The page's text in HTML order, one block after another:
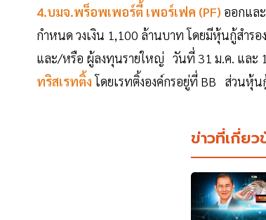
4.บมจ.พร็อพเพอร์ตี้ เพอร์เฟค (PF) ออกแล
กำหนด วงเงิน 1,100 ล้านบาท โดยมีหุ้นกู้สำร
และ/หรือ ผู้ลงทุนรายใหญ่ วันที่ 31 ม.ค. และ
ทริสเรทติ้งโดยเรทติ้งองค์กรอยู่ที่ BB ส่วนหุ้
ข่าวที่เกี่ย